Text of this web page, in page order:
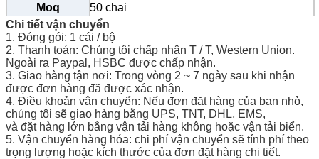
Moq
50 chai
Chi tiết vận chuyển
1. Đóng gói: 1 cái / bộ
2. Thanh toán: Chúng tôi chấp nhận T / T, Western Union.
Ngoài ra Paypal, HSBC được chấp nhận.
3. Giao hàng tận nơi: Trong vòng 2 ~ 7 ngày sau khi nhận
được đơn hàng đã được xác nhận.
4. Điều khoản vận chuyển: Nếu đơn đặt hàng của bạn nhỏ,
chúng tôi sẽ giao hàng bằng UPS, TNT, DHL, EMS,
và đặt hàng lớn bằng vận tải hàng không hoặc vận tải biển.
5. Vận chuyển hàng hóa: chi phí vận chuyển sẽ tính phí theo
trọng lượng hoặc kích thước của đơn đặt hàng chi tiết.